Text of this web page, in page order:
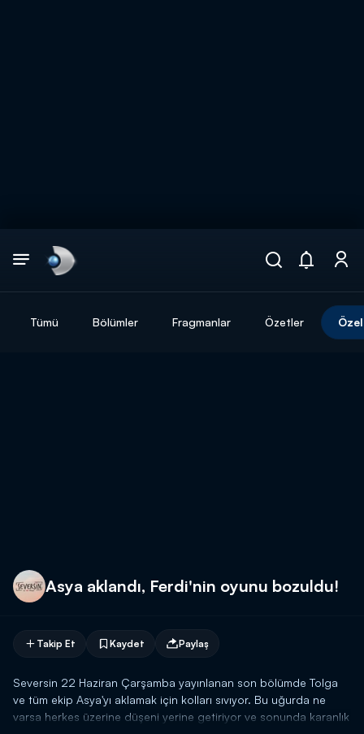
Tümü Bölümler Fragmanlar Özetler
Asya aklandı, Ferdi'nin oyunu bozuldu!
Takip Et Kaydet Paylaş
Seversin 22 Haziran Çarşamba yayınlanan son bölümde Tolga
ve tüm ekip Asya'yı aklamak için kolları sıvıyor. Bu uğurda ne
varsa herkes üzerine düşeni yerine getiriyor ve sonunda karanlık